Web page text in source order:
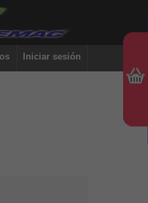
Iniciar sesión